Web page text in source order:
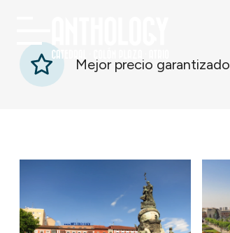
Mejor precio garantizado